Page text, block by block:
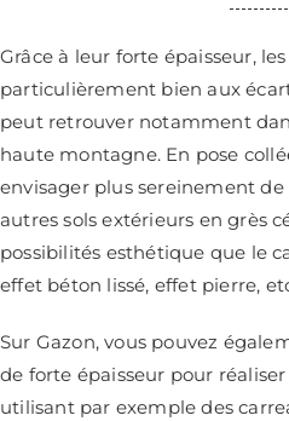
Grâce à leur forte épaisseur,
particulièrement bien aux
peut retrouver notamment
haute montagne. En pose
envisager plus sereinement de
autressols extérieurs en grès
possibilités esthétique que le
effet béton lissé, effet pierre,
Sur Gazon, vous pouvez
de forte épaisseur pour
utilisant par exemple des